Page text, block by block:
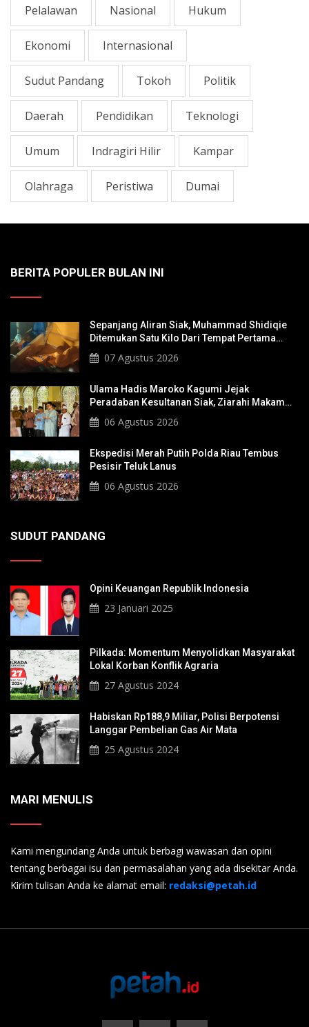
Pelalawan Nasional Hukum
Ekonomi Internasional
Sudut Pandang Tokoh Politik
Daerah Pendidikan Teknologi
Umum Indragiri Hilir Kampar
Olahraga Peristiwa Dumai
BERITA POPULER BULAN INI
Sepanjang Aliran Siak, Muhammad Shidiqie
Ditemukan Satu Kilo Dari Tempat Pertama
Tenggelam
07 Agustus 2026
Ulama Hadis Maroko Kagumi Jejak
Peradaban Kesultanan Siak, Ziarahi Makam
Sultan Hingga Pendiri Pekanbaru
06 Agustus 2026
Ekspedisi Merah Putih Polda Riau Tembus
Pesisir Teluk Lanus
06 Agustus 2026
SUDUT PANDANG
Opini Keuangan Republik Indonesia
23 Januari 2025
Pilkada: Momentum Menyolidkan Masyarakat
Lokal Korban Konflik Agraria
27 Agustus 2024
Habiskan Rp188,9 Miliar, Polisi Berpotensi
Langgar Pembelian Gas Air Mata
25 Agustus 2024
MARI MENULIS
Kami mengundang Anda untuk berbagi wawasan dan opini
tentang berbagai isu dan permasalahan yang ada disekitar Anda.
Kirim tulisan Anda ke alamat email: redaksi@petah.id